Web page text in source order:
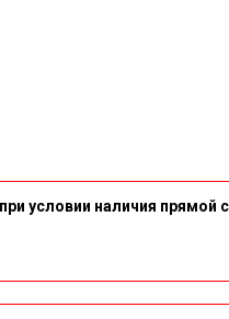
условии наличия прямой